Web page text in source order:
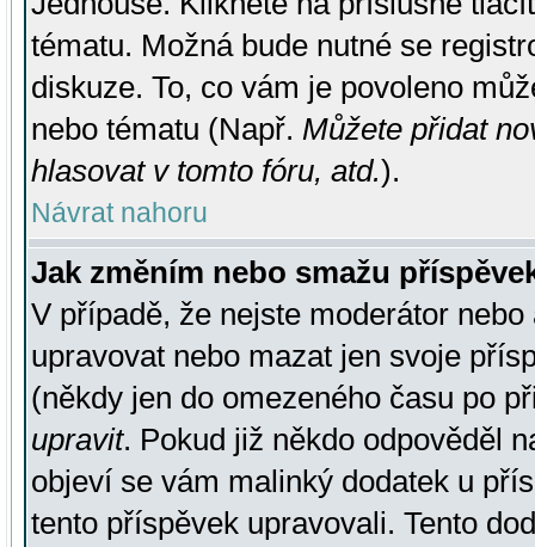
tématu. Možná bude nutné se
diskuze. To, co vám je povoleno
nebo tématu (Např. Můžete přidat
hlasovat v tomto fóru, atd.).
Návrat nahoru
Jak změním nebo smažu
V případě, že nejste moderátor
upravovat nebo mazat jen svoje
(někdy jen do omezeného času po
upravit. Pokud již někdo odpověděl
objeví se vám malinký dodatek u
tento příspěvek upravovali. Tento